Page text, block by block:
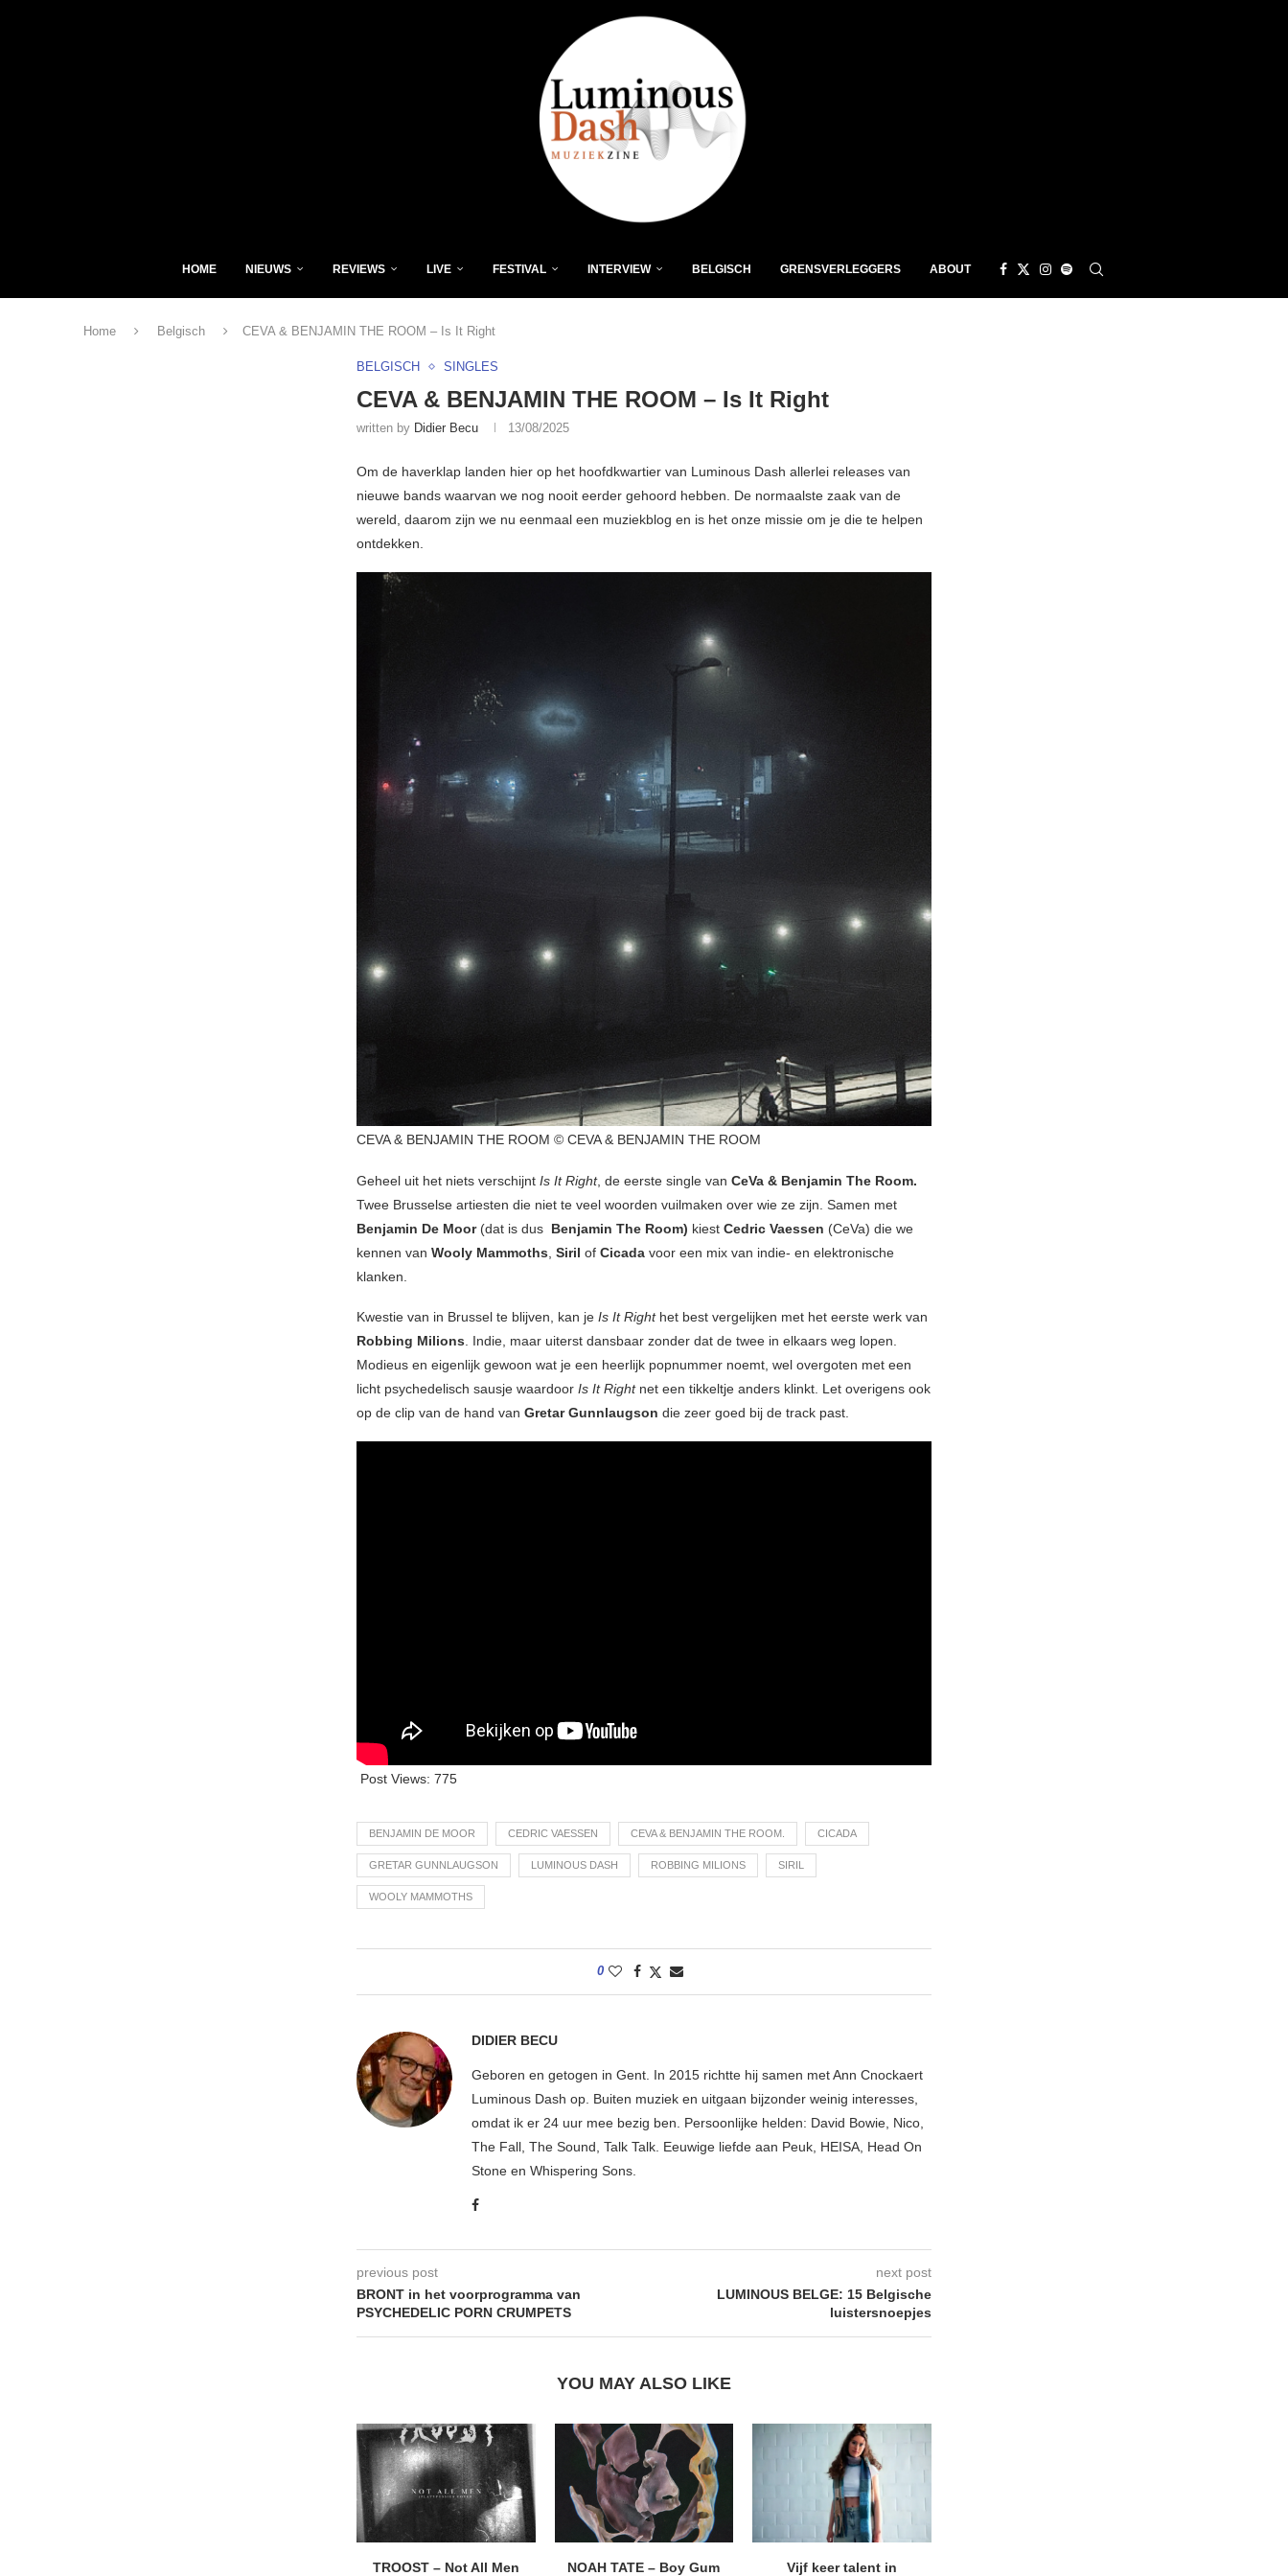
HOME NIEUWS REVIEWS LIVE FESTIVAL INTERVIEW BELGISCH GRENSVERLEGGERS ABOUT
Home Belgisch CEVA & BENJAMIN THE ROOM – Is It Right
BELGISCH SINGLES
CEVA & BENJAMIN THE ROOM – Is It Right
written by Didier Becu 13/08/2025
Om de haverklap landen hier op het hoofdkwartier van Luminous Dash allerlei releases van
nieuwe bands waarvan we nog nooit eerder gehoord hebben. De normaalste zaak van de
wereld, daarom zijn we nu eenmaal een muziekblog en is het onze missie om je die te helpen
ontdekken.
CEVA & BENJAMIN THE ROOM © CEVA & BENJAMIN THE ROOM
Geheel uit het niets verschijnt Is It Right, de eerste single van CeVa & Benjamin The Room.
Twee Brusselse artiesten die niet te veel woorden vuilmaken over wie ze zijn. Samen met
Benjamin De Moor (dat is dus Benjamin The Room) kiest Cedric Vaessen (CeVa) die we
kennen van Wooly Mammoths Siril of Cicada voor een mix van indie- en elektronische
klanken.
Kwestie van in Brussel te blijven, kan je Is It Righthet best vergelijken met het eerste werk van
Robbing Milions . Indie, maar uiterst dansbaar zonder dat de twee in elkaars weg lopen.
Modieus en eigenlijk gewoon wat je een heerlijk popnummer noemt, wel overgoten met een
licht psychedelisch sausje waardoor Is It Rightnet een tikkeltje anders klinkt. Let overigens ook
op de clip van de hand van Gretar Gunnlaugson die zeer goed bij de track past.
Post Views: 775
BENJAMIN DE MOOR CEDRIC VAESSEN CEVA & BENJAMIN THE ROOM. CICADA
GRETAR GUNNLAUGSON LUMINOUS DASH ROBBING MILIONS SIRIL
WOOLY MAMMOTHS
0
DIDIER BECU
Geboren en getogen in Gent. In 2015 richtte hij samen met Ann Cnockaert
Luminous Dash op. Buiten muziek en uitgaan bijzonder weinig interesses,
omdat ik er 24 uur mee bezig ben. Persoonlijke helden: David Bowie, Nico,
The Fall, The Sound, Talk Talk. Eeuwige liefde aan Peuk, HEISA, Head On
Stone en Whispering Sons.
previous post
BRONT in het voorprogramma van
PSYCHEDELIC PORN CRUMPETS
next post
LUMINOUS BELGE: 15 Belgische
luistersnoepjes
YOU MAY ALSO LIKE
TROOST – Not All Men NOAH TATE – Boy Gum Vijf keer talent in